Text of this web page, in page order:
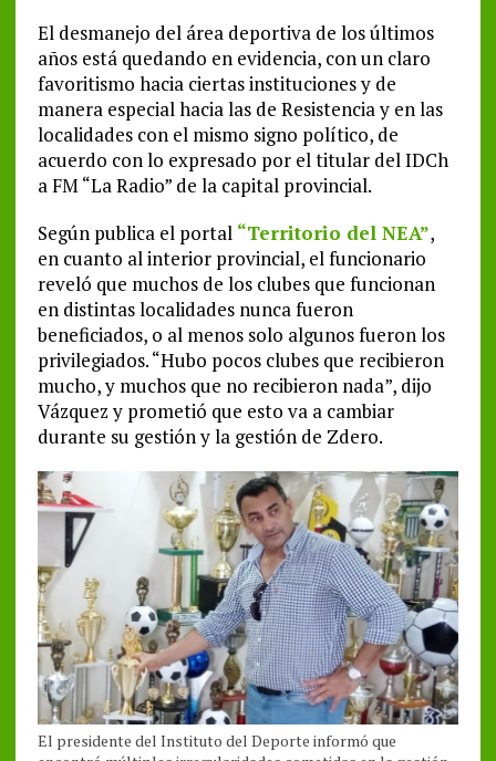
El desmanejo del área deportiva de los últimos
años está quedando en evidencia, con un claro
favoritismo hacia ciertas instituciones y de
manera especial hacia las de Resistencia y en las
localidades con el mismo signo político, de
acuerdo con lo expresado por el titular del IDCh
a FM “La Radio” de la capital provincial.
Según publica el portal “Territorio del NEA”,
en cuanto al interior provincial, el funcionario
reveló que muchos de los clubes que funcionan
en distintas localidades nunca fueron
beneficiados, o al menos solo algunos fueron los
privilegiados. “Hubo pocos clubes que recibieron
mucho, y muchos que no recibieron nada”, dijo
Vázquez y prometió que esto va a cambiar
durante su gestión y la gestión de Zdero.
El presidente del Instituto del Deporte informó que